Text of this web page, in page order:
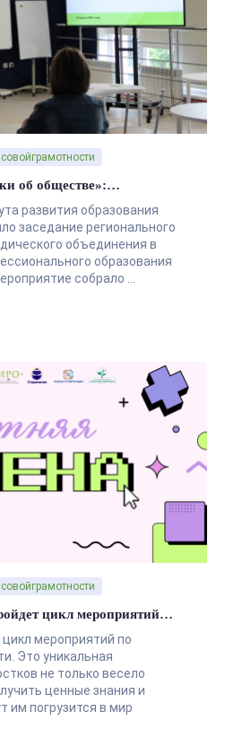
об обществе»:…
развития образования
заседание регионального
объединения в
образования
собрало …
цикл мероприятий…
мероприятий по
Это уникальная
не только весело
ценные знания и
им погрузится в мир